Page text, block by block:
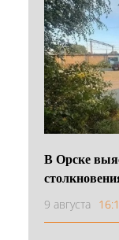
В Орске
9 августа